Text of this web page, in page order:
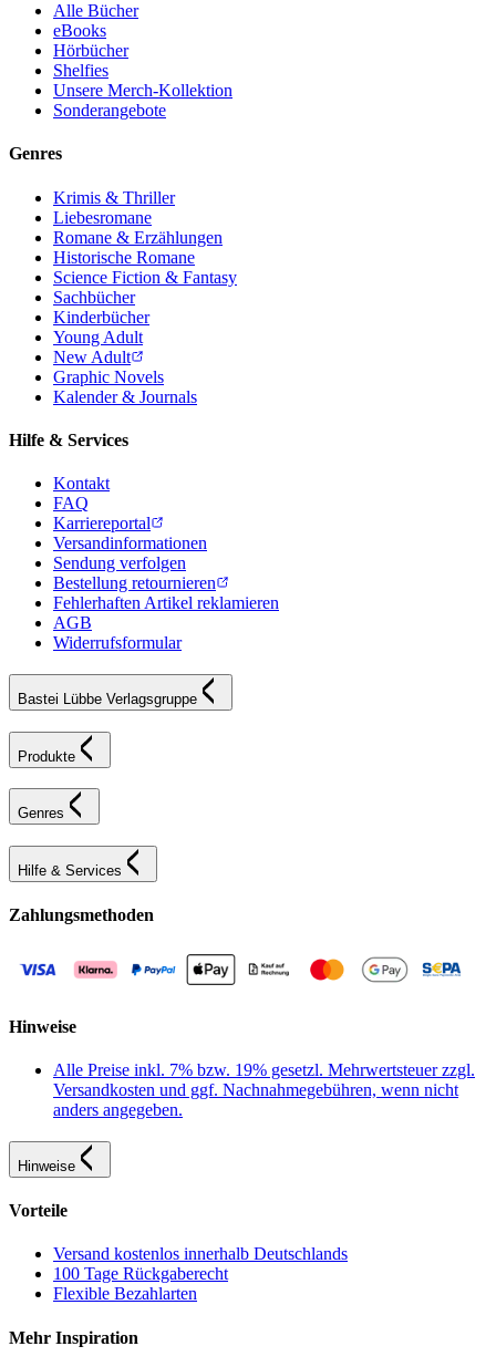
Alle Bücher
eBooks
Hörbücher
Shelfies
Unsere Merch-Kollektion
Sonderangebote
Genres
Krimis & Thriller
Liebesromane
Romane & Erzählungen
Historische Romane
Science Fiction & Fantasy
Sachbücher
Kinderbücher
Young Adult
New Adult
Graphic Novels
Kalender & Journals
Hilfe & Services
Kontakt
FAQ
Karriereportal
Versandinformationen
Sendung verfolgen
Bestellung retournieren
Fehlerhaften Artikel reklamieren
AGB
Widerrufsformular
Bastei Lübbe Verlagsgruppe
Produkte
Genres
Hilfe & Services
Zahlungsmethoden
Hinweise
Alle Preise inkl. 7% bzw. 19% gesetzl. Mehrwertsteuer zzgl.
Versandkosten und ggf. Nachnahmegebühren, wenn nicht
anders angegeben.
Hinweise
Vorteile
Versand kostenlos innerhalb Deutschlands
100 Tage Rückgaberecht
Flexible Bezahlarten
Mehr Inspiration